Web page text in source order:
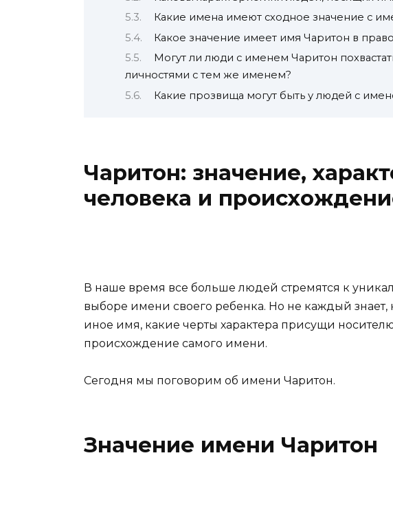
Какие имена имеют сходное значение с
Какое значение имеет имя Чаритон в
Могут ли люди с именем Чаритон
личностями с тем же именем?
Какие прозвища могут быть у людей с
Чаритон: значение,
человека и
В наше время все больше людей стремятся к
выборе имени своего ребенка. Но не каждый знает,
иное имя, какие черты характера присущи
происхождение самого имени.
Сегодня мы поговорим об имени Чаритон.
Значение имени Чаритон